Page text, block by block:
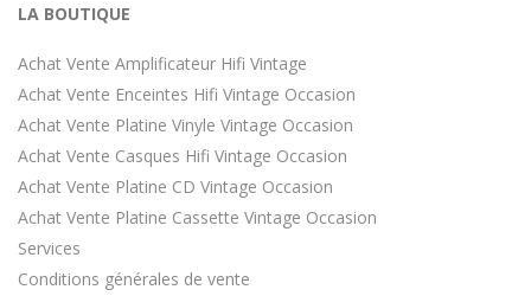
LA BOUTIQUE
Achat Vente Amplificateur Hifi Vintage
Achat Vente Enceintes Hifi Vintage Occasion
Achat Vente Platine Vinyle Vintage Occasion
Achat Vente Casques Hifi Vintage Occasion
Achat Vente Platine CD Vintage Occasion
Achat Vente Platine Cassette Vintage Occasion
Services
Conditions générales de vente